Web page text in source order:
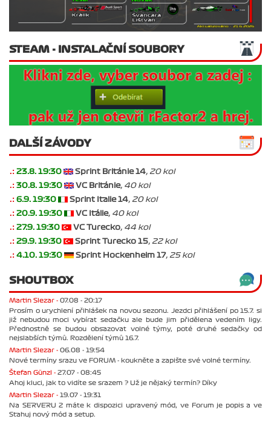
STEAM - INSTALAČNÍ SOUBORY
DALŠÍ ZÁVODY
.: 23.8. 19:30 Sprint Británie 14, 20 kol
.: 30.8. 19:30 VC Británie, 40 kol
.: 6.9. 19:30 Sprint Italie 14, 20 kol
.: 20.9. 19:30 VC Itálie, 40 kol
.: 27.9. 19:30 VC Turecko, 44 kol
.: 29.9. 19:30 Sprint Turecko 15, 22 kol
.: 4.10. 19:30 Sprint Hockenheim 17, 25 kol
SHOUTBOX
Martin Slezar - 07.08 - 20:17
Prosím o urychlení přihlášek na novou sezonu. Jezdci přihlášení po 15.7. si
již nebudou moci vybírat sedačku ale bude jim přidělena vedením ligy.
Přednostně se budou obsazovat volné týmy, poté druhé sedačky od
nejslabších týmů. Rozdělení týmů 16.7.
Martin Slezar - 06.08 - 19:54
Nové termíny srazu ve FORUM - koukněte a zapište své volné termíny.
Štefan Günzl - 27.07 - 08:45
Ahoj kluci, jak to vidíte se srazem ? Už je nějaký termín? Díky
Martin Slezar - 19.07 - 19:31
Na SERVERU 2 máte k dispozici upravený mód, ve Forum je popis a ve
Stahuj nový mód a setup.